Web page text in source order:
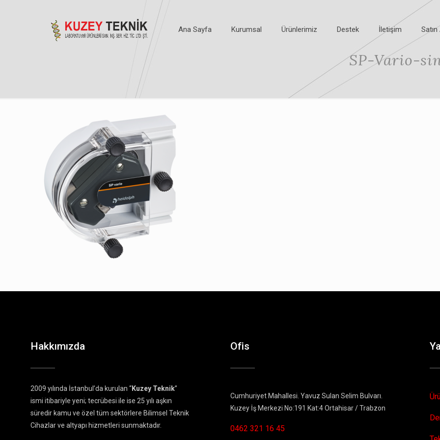
Ana Sayfa Kurumsal Ürünlerimiz Destek İletişim Satın
SP-Vario-
Hakkımızda
2009 yılında İstanbul’da kurulan “Kuzey Teknik”
ismi itibariyle yeni; tecrübesi ile ise 25 yılı aşkın
süredir kamu ve özel tüm sektörlere Bilimsel Teknik
Cihazlar ve altyapı hizmetleri sunmaktadır.
Ofis
Cumhuriyet Mahallesi. Yavuz Sulan Selim Bulvarı.
Kuzey İş Merkezi No:191 Kat:4 Ortahisar / Trabzon
0462 321 16 45